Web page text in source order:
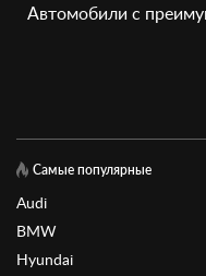
Автомобили с
Самые популярные
Audi
BMW
Hyundai